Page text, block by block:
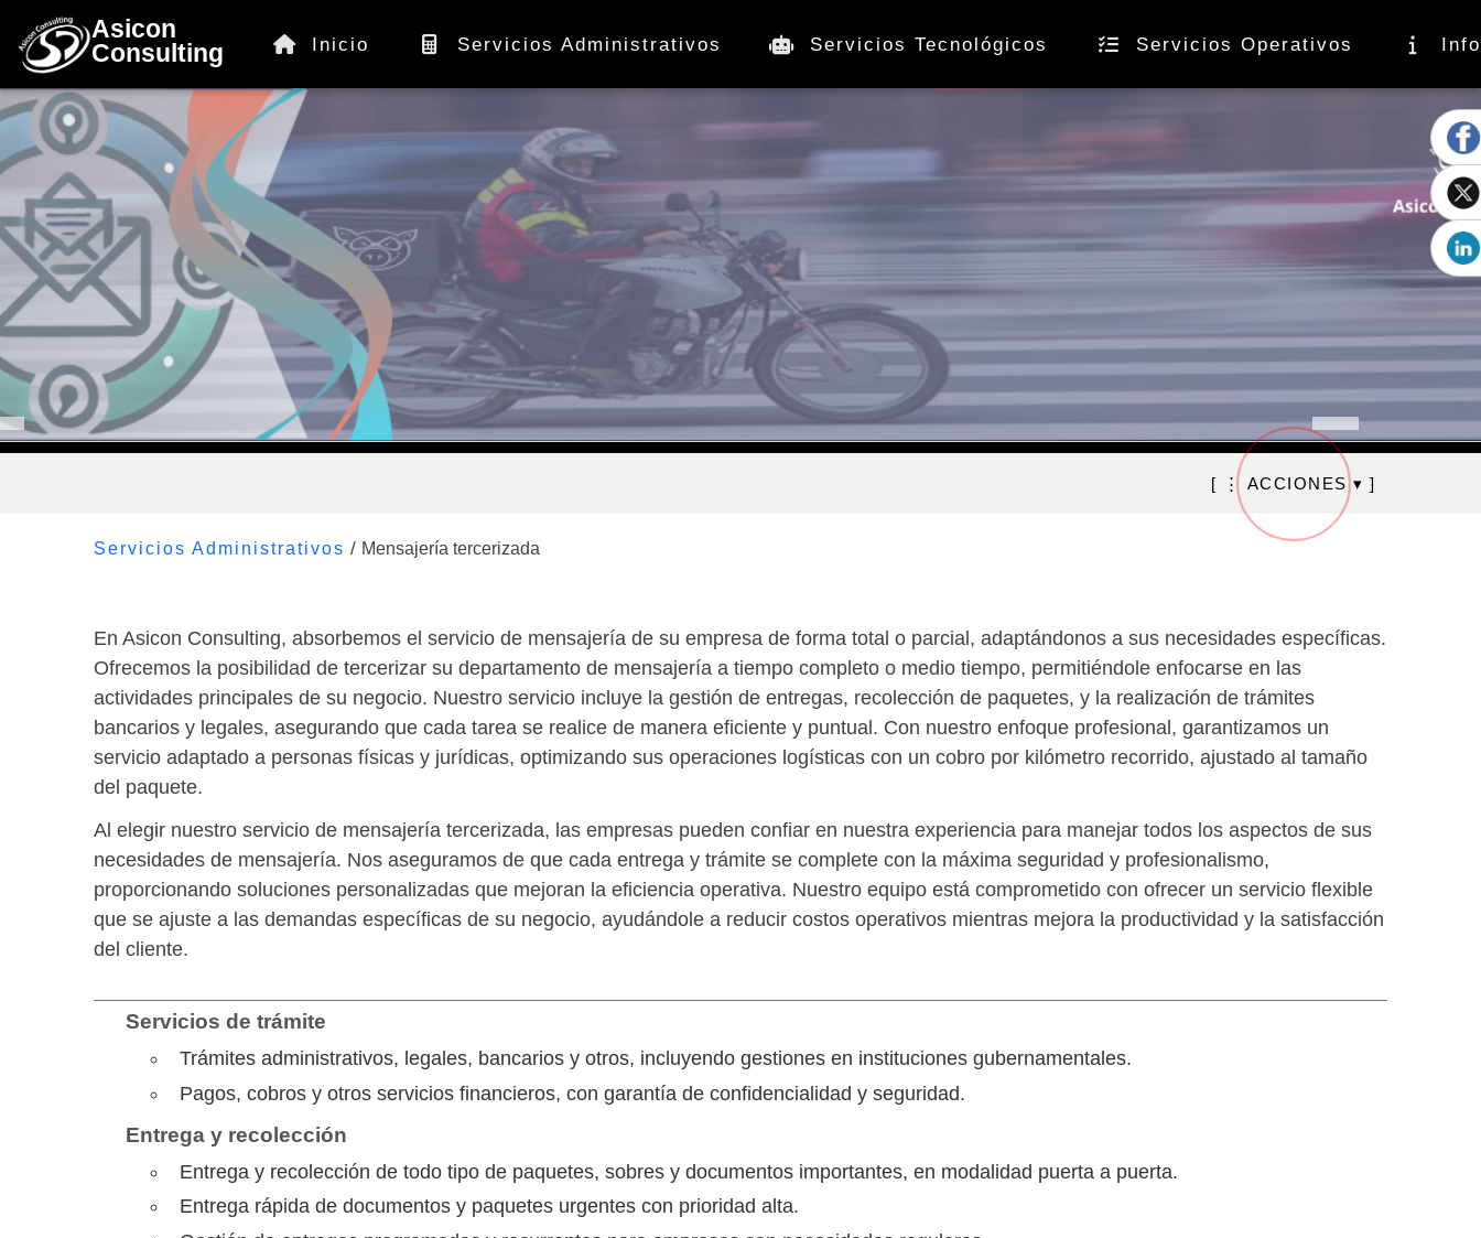
Asicon
Consulting
Inicio Servicios Administrativos Servicios Tecnológicos Servicios Operativos
Soluciones logísticas, entregas y trámites corporativos tercerizados
[ ⋮ ACCIONES ▾ ]
Servicios Administrativos / Mensajería tercerizada
En Asicon Consulting, absorbemos el servicio de mensajería de su empresa de forma total o parcial, adaptándonos a sus necesidades específicas.
Ofrecemos la posibilidad de tercerizar su departamento de mensajería a tiempo completo o medio tiempo, permitiéndole enfocarse en las
actividades principales de su negocio. Nuestro servicio incluye la gestión de entregas, recolección de paquetes, y la realización de trámites
bancarios y legales, asegurando que cada tarea se realice de manera eficiente y puntual. Con nuestro enfoque profesional, garantizamos un
servicio adaptado a personas físicas y jurídicas, optimizando sus operaciones logísticas con un cobro por kilómetro recorrido, ajustado al tamaño
del paquete.
Al elegir nuestro servicio de mensajería tercerizada, las empresas pueden confiar en nuestra experiencia para manejar todos los aspectos de sus
necesidades de mensajería. Nos aseguramos de que cada entrega y trámite se complete con la máxima seguridad y profesionalismo,
proporcionando soluciones personalizadas que mejoran la eficiencia operativa. Nuestro equipo está comprometido con ofrecer un servicio flexible
que se ajuste a las demandas específicas de su negocio, ayudándole a reducir costos operativos mientras mejora la productividad y la satisfacción
del cliente.
Servicios de trámite
Trámites administrativos, legales, bancarios y otros, incluyendo gestiones en instituciones gubernamentales.
Pagos, cobros y otros servicios financieros, con garantía de confidencialidad y seguridad.
Entrega y recolección
Entrega y recolección de todo tipo de paquetes, sobres y documentos importantes, en modalidad puerta a puerta.
Entrega rápida de documentos y paquetes urgentes con prioridad alta.